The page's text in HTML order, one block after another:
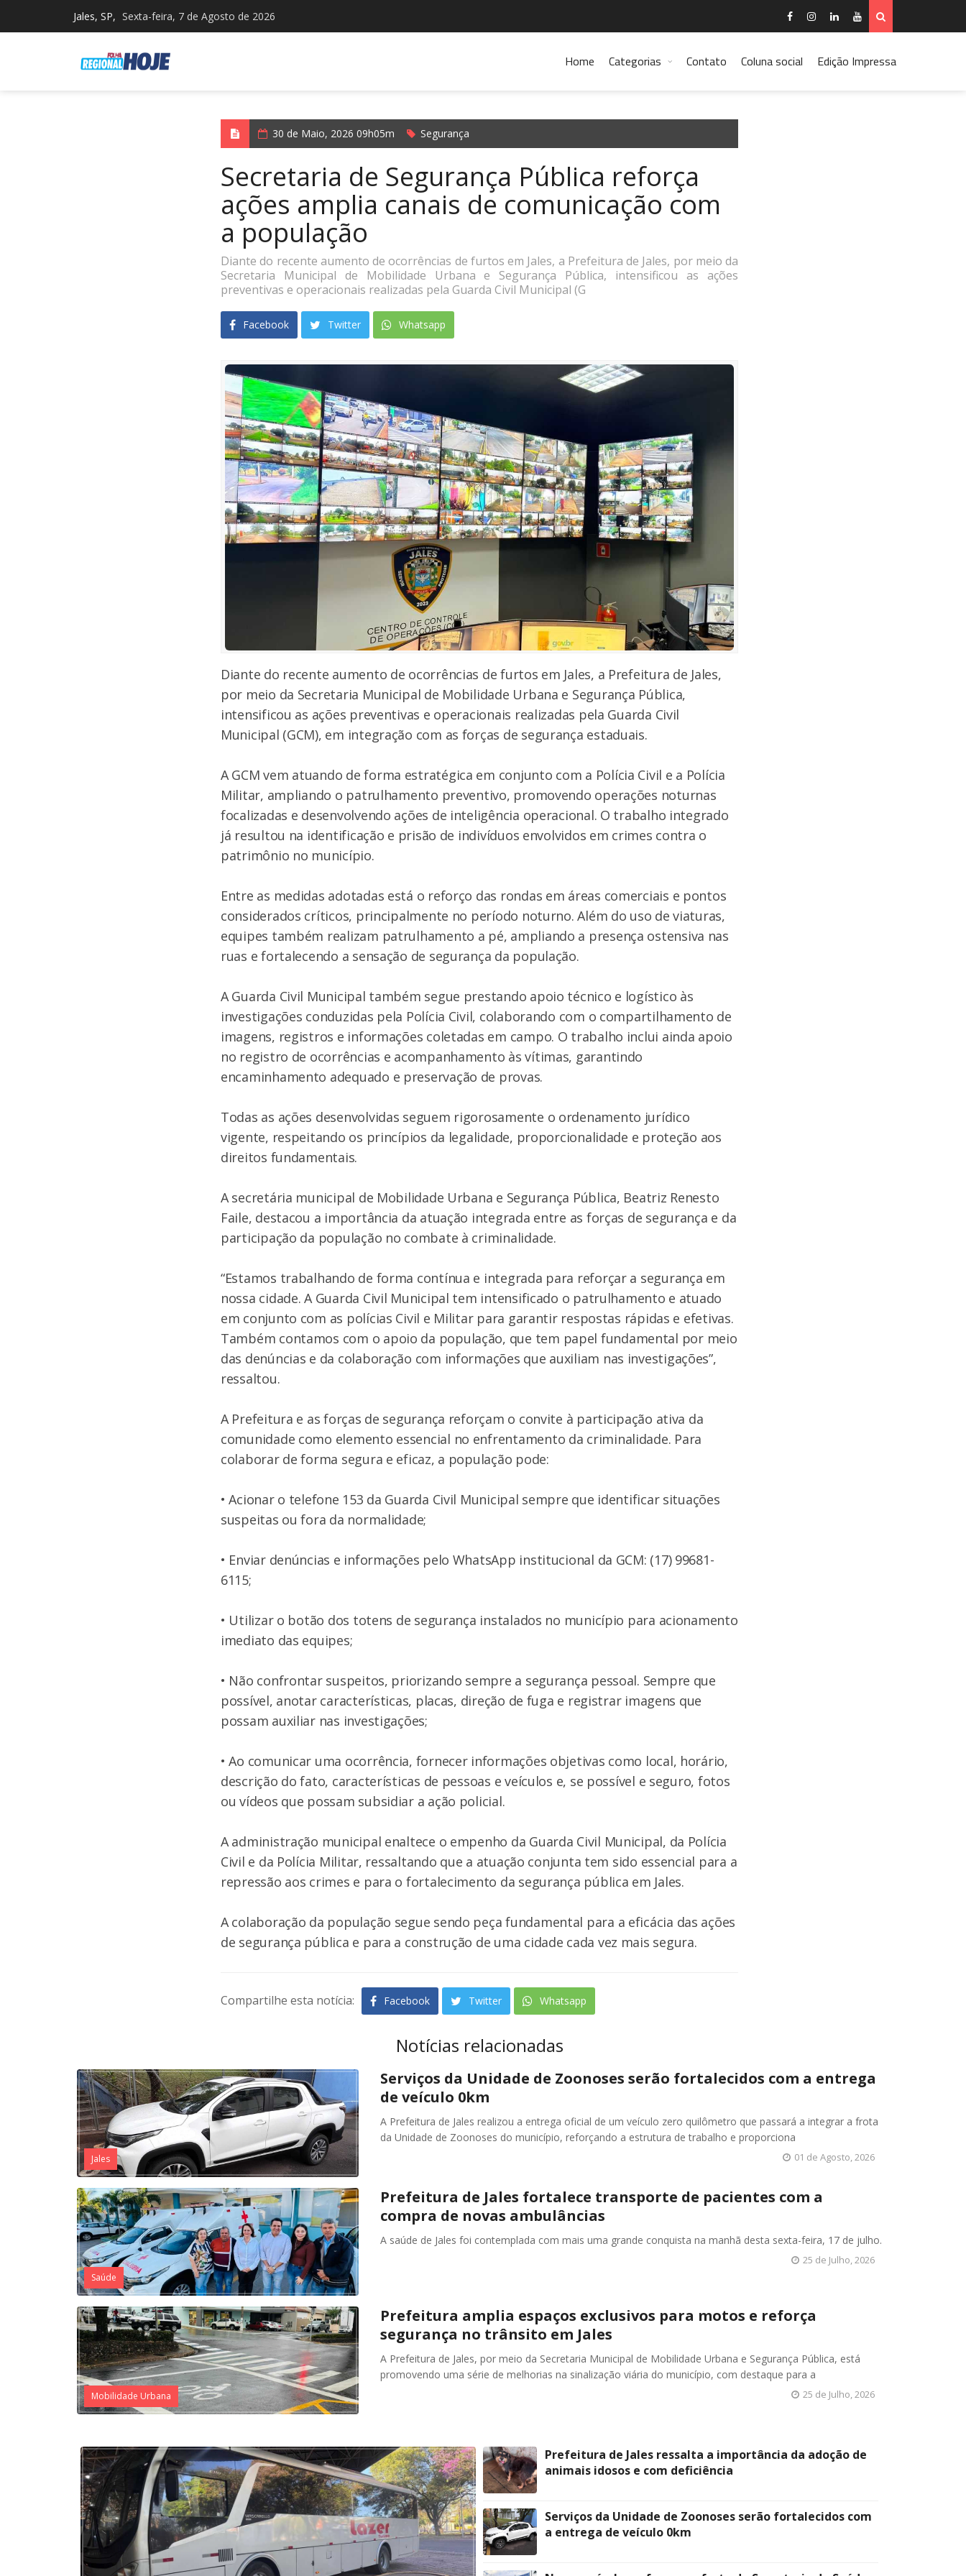
Jales, SP, Sexta-feira, 7 de Agosto de 2026
Home Categorias Contato Coluna social Edição Impressa
30 de Maio, 2026 09h05m Segurança
Secretaria de Segurança Pública reforça
ações amplia canais de comunicação com
a população
Diante do recente aumento de ocorrências de furtos em Jales, a Prefeitura de Jales, por meio da
Secretaria Municipal de Mobilidade Urbana e Segurança Pública, intensificou as ações
preventivas e operacionais realizadas pela Guarda Civil Municipal (G
Facebook Twitter Whatsapp
Diante do recente aumento de ocorrências de furtos em Jales, a Prefeitura de Jales,
por meio da Secretaria Municipal de Mobilidade Urbana e Segurança Pública,
intensificou as ações preventivas e operacionais realizadas pela Guarda Civil
Municipal (GCM), em integração com as forças de segurança estaduais.
A GCM vem atuando de forma estratégica em conjunto com a Polícia Civil e a Polícia
Militar, ampliando o patrulhamento preventivo, promovendo operações noturnas
focalizadas e desenvolvendo ações de inteligência operacional. O trabalho integrado
já resultou na identificação e prisão de indivíduos envolvidos em crimes contra o
patrimônio no município.
Entre as medidas adotadas está o reforço das rondas em áreas comerciais e pontos
considerados críticos, principalmente no período noturno. Além do uso de viaturas,
equipes também realizam patrulhamento a pé, ampliando a presença ostensiva nas
ruas e fortalecendo a sensação de segurança da população.
A Guarda Civil Municipal também segue prestando apoio técnico e logístico às
investigações conduzidas pela Polícia Civil, colaborando com o compartilhamento de
imagens, registros e informações coletadas em campo. O trabalho inclui ainda apoio
no registro de ocorrências e acompanhamento às vítimas, garantindo
encaminhamento adequado e preservação de provas.
Todas as ações desenvolvidas seguem rigorosamente o ordenamento jurídico
vigente, respeitando os princípios da legalidade, proporcionalidade e proteção aos
direitos fundamentais.
A secretária municipal de Mobilidade Urbana e Segurança Pública, Beatriz Renesto
Faile, destacou a importância da atuação integrada entre as forças de segurança e da
participação da população no combate à criminalidade.
“Estamos trabalhando de forma contínua e integrada para reforçar a segurança em
nossa cidade. A Guarda Civil Municipal tem intensificado o patrulhamento e atuado
em conjunto com as polícias Civil e Militar para garantir respostas rápidas e efetivas.
Também contamos com o apoio da população, que tem papel fundamental por meio
das denúncias e da colaboração com informações que auxiliam nas investigações”,
ressaltou.
A Prefeitura e as forças de segurança reforçam o convite à participação ativa da
comunidade como elemento essencial no enfrentamento da criminalidade. Para
colaborar de forma segura e eficaz, a população pode:
• Acionar o telefone 153 da Guarda Civil Municipal sempre que identificar situações
suspeitas ou fora da normalidade;
• Enviar denúncias e informações pelo WhatsApp institucional da GCM: (17) 99681-
6115;
• Utilizar o botão dos totens de segurança instalados no município para acionamento
imediato das equipes;
• Não confrontar suspeitos, priorizando sempre a segurança pessoal. Sempre que
possível, anotar características, placas, direção de fuga e registrar imagens que
possam auxiliar nas investigações;
• Ao comunicar uma ocorrência, fornecer informações objetivas como local, horário,
descrição do fato, características de pessoas e veículos e, se possível e seguro, fotos
ou vídeos que possam subsidiar a ação policial.
A administração municipal enaltece o empenho da Guarda Civil Municipal, da Polícia
Civil e da Polícia Militar, ressaltando que a atuação conjunta tem sido essencial para a
repressão aos crimes e para o fortalecimento da segurança pública em Jales.
A colaboração da população segue sendo peça fundamental para a eficácia das ações
de segurança pública e para a construção de uma cidade cada vez mais segura.
Compartilhe esta notícia: Facebook Twitter Whatsapp
Notícias relacionadas
Jales
Serviços da Unidade de Zoonoses serão fortalecidos com a entrega
de veículo 0km
A Prefeitura de Jales realizou a entrega oficial de um veículo zero quilômetro que passará a integrar a frota
da Unidade de Zoonoses do município, reforçando a estrutura de trabalho e proporciona
01 de Agosto, 2026
Saúde
Prefeitura de Jales fortalece transporte de pacientes com a
compra de novas ambulâncias
A saúde de Jales foi contemplada com mais uma grande conquista na manhã desta sexta-feira, 17 de julho.
25 de Julho, 2026
Mobilidade Urbana
Prefeitura amplia espaços exclusivos para motos e reforça
segurança no trânsito em Jales
A Prefeitura de Jales, por meio da Secretaria Municipal de Mobilidade Urbana e Segurança Pública, está
promovendo uma série de melhorias na sinalização viária do município, com destaque para a
25 de Julho, 2026
Prefeitura de Jales ressalta a importância da adoção de
animais idosos e com deficiência
Serviços da Unidade de Zoonoses serão fortalecidos com
a entrega de veículo 0km